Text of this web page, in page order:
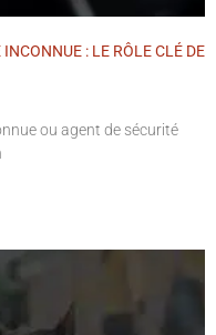
: LE RÔLE CLÉ DE
ou agent de sécurité